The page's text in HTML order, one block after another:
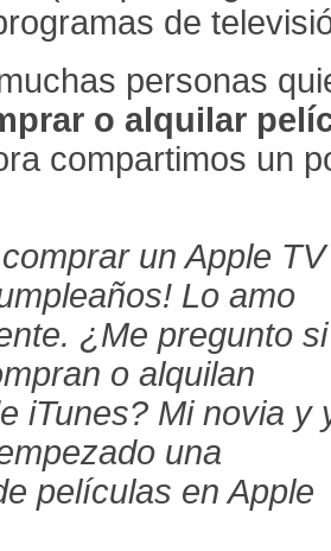
de
personas
o alquilar
compartimos un
un Apple TV
Lo amo
¿Me pregunto si
o alquilan
iTunes? Mi novia y
una
películas en Apple